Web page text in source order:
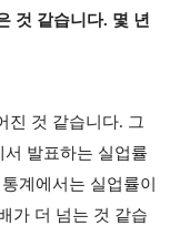
것 같습니다. 몇 년
진 것 같습니다. 그
발표하는 실업률
계에서는 실업률이
가 더 넘는 것 같습